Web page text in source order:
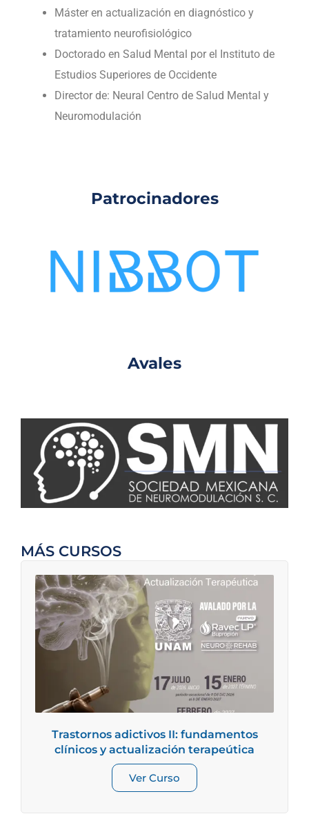
Máster en actualización en diagnóstico y
tratamiento neurofisiológico
Doctorado en Salud Mental por el Instituto de
Estudios Superiores de Occidente
Director de: Neural Centro de Salud Mental y
Neuromodulación
Patrocinadores
Avales
MÁS CURSOS
Trastornos adictivos II: fundamentos
clínicos y actualización terapeútica
Ver Curso